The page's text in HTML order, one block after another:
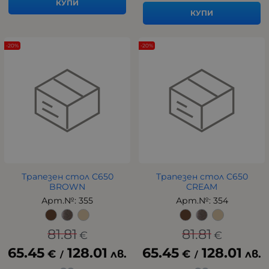
КУПИ
КУПИ
Трапезен стол С650
BROWN
Арт.№: 355
81.81 €
65.45 € / 128.01 лв.
-20%
Трапезен стол C650
CREAM
Арт.№: 354
81.81 €
65.45 € / 128.01 лв.
-20%